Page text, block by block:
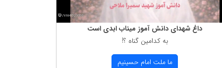
داغ شهدای دانش آموز میناب ابدی است
به كدامین گناه ؟!
ما ملت امام حسینیم